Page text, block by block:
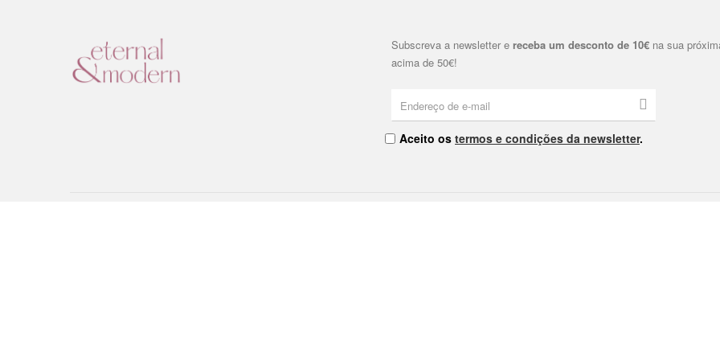
Subscreva a newsletter e receba um desconto de 10€ na sua
acima de 50€!
Aceito os termos e condições da newsletter.